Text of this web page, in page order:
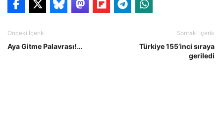
Önceki İçerik
Aya Gitme Palavrası!…
Sonraki İçerik
Türkiye 155’inci sıraya
geriledi